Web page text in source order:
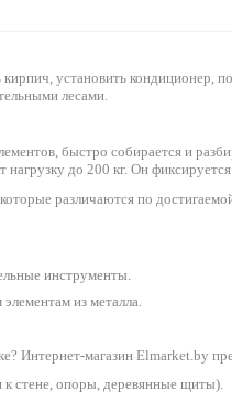
установить кондиционер,
лесами.
быстро собирается и
до 200 кг. Он
различаются по
инструменты.
из металла.
Интернет-магазин Elmarket.by
стене, опоры, деревянные щиты).